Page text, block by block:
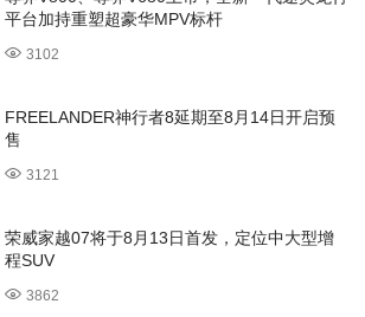
平台加持重塑超豪华MPV标杆
3102
FREELANDER神行者8延期至8月14日开启预
售
3121
荣威家越07将于8月13日首发，定位中大型增
程SUV
3862